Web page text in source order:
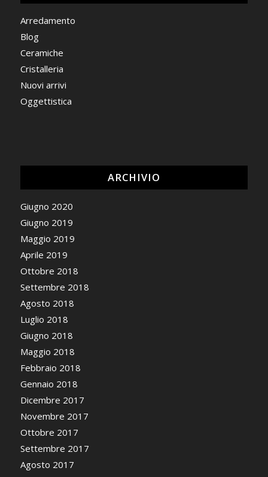
Arredamento
Blog
Ceramiche
Cristalleria
Nuovi arrivi
Oggettistica
ARCHIVIO
Giugno 2020
Giugno 2019
Maggio 2019
Aprile 2019
Ottobre 2018
Settembre 2018
Agosto 2018
Luglio 2018
Giugno 2018
Maggio 2018
Febbraio 2018
Gennaio 2018
Dicembre 2017
Novembre 2017
Ottobre 2017
Settembre 2017
Agosto 2017